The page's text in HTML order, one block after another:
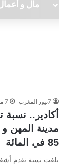
مال و
7نيوز المغرب 7 مايو، 2021
أكادير..
مدينة المهن
85 في المائة
بلغت نسبة تقدم